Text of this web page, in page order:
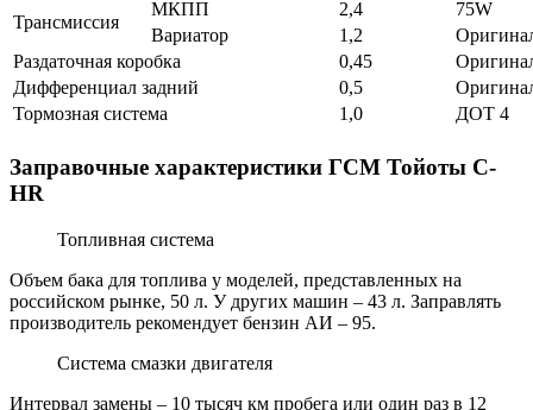
Трансмиссия
МКПП 2,4
75W
Вариатор
1,2
Раздаточная коробка
0,45
Дифференциал задний
0,5
Тормозная система
1,0 ДОТ 4
Заправочные характеристики ГСМ Тойоты C-
HR
Топливная система
Объем бака для топлива у моделей, представленных на
российском рынке, 50 л. У других машин – 43 л. Заправлять
производитель рекомендует бензин АИ – 95.
Система смазки двигателя
Интервал замены – 10 тысяч км пробега или один раз в 12